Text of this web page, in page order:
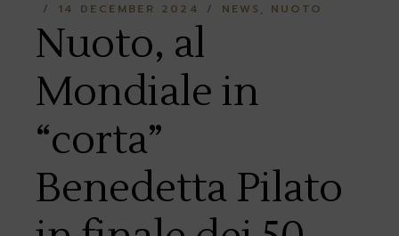
14 DECEMBER 2024 NEWS NUOTO
Nuoto, al
Mondiale in
“corta”
Benedetta Pilato